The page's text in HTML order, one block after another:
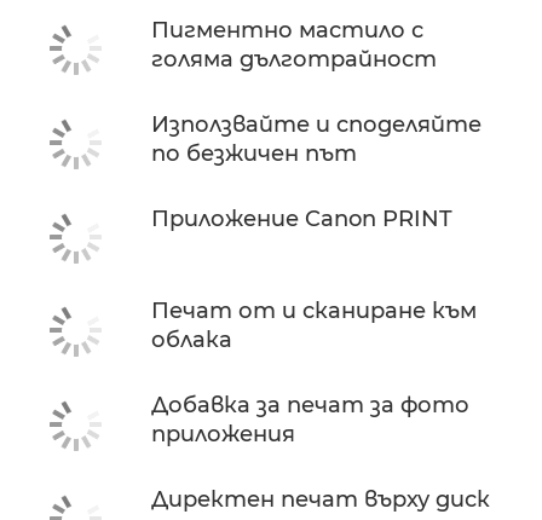
Пигментно мастило с
голяма дълготрайност
Използвайте и споделяйте
по безжичен път
Приложение Canon PRINT
Печат от и сканиране към
облака
Добавка за печат за фото
приложения
Директен печат върху диск